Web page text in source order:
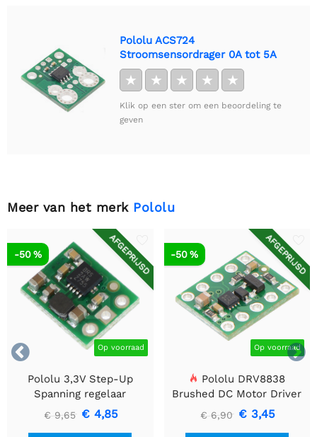
Pololu ACS724
Stroomsensordrager 0A tot 5A
★ ★ ★ ★ ★
Klik op een ster om een beoordeling te
geven
Meer van het merk Pololu


AFGEPRIJSD
Op voorraad
-50 %
Pololu 3,3V Step-Up
Spanning regelaar
U1V10F3
€ 9,65 € 4,85
AFGEPRIJSD
Op voorraad
-50 %
Pololu DRV8838
Brushed DC Motor Driver
€ 6,90 € 3,45